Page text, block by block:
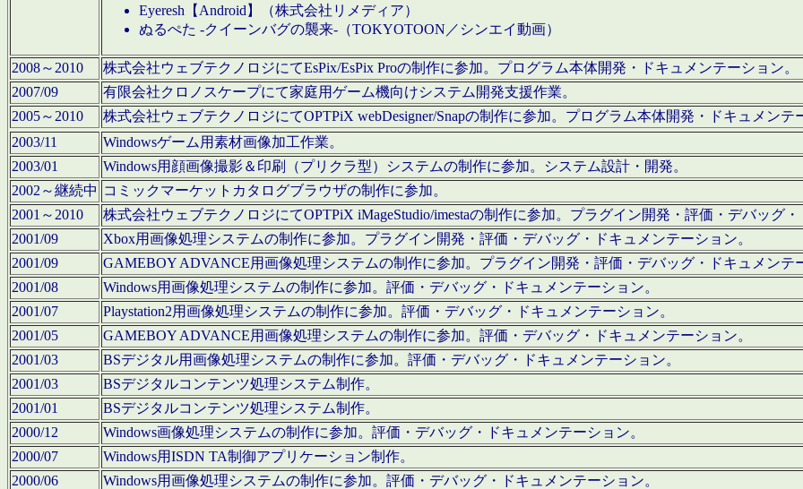
Eyeresh【Android】（株式会社リメディア）
ぬるぺた -クイーンバグの襲来-（TOKYOTOON／シンエイ動画）
2008～2010
株式会社ウェブテクノロジにてEsPix/EsPix Proの制作に参加。プログラム本体開発・ドキュメンテーション。
2007/09
有限会社クロノスケープにて家庭用ゲーム機向けシステム開発支援作業。
2005～2010
株式会社ウェブテクノロジにてOPTPiX webDesigner/Snapの制作に参加。プログラム本体開発・ドキュメンテ
2003/11
Windowsゲーム用素材画像加工作業。
2003/01
Windows用顔画像撮影＆印刷（プリクラ型）システムの制作に参加。システム設計・開発。
2002～継続中 コミックマーケットカタログブラウザの制作に参加。
2001～2010
株式会社ウェブテクノロジにてOPTPiX iMageStudio/imestaの制作に参加。プラグイン開発・評価・デバッグ
2001/09
Xbox用画像処理システムの制作に参加。プラグイン開発・評価・デバッグ・ドキュメンテーション。
2001/09
GAMEBOY ADVANCE用画像処理システムの制作に参加。プラグイン開発・評価・デバッグ・ドキュメンテ
2001/08
Windows用画像処理システムの制作に参加。評価・デバッグ・ドキュメンテーション。
2001/07
Playstation2用画像処理システムの制作に参加。評価・デバッグ・ドキュメンテーション。
2001/05
GAMEBOY ADVANCE用画像処理システムの制作に参加。評価・デバッグ・ドキュメンテーション。
2001/03
BSデジタル用画像処理システムの制作に参加。評価・デバッグ・ドキュメンテーション。
2001/03
BSデジタルコンテンツ処理システム制作。
2001/01
BSデジタルコンテンツ処理システム制作。
2000/12
Windows画像処理システムの制作に参加。評価・デバッグ・ドキュメンテーション。
2000/07
Windows用ISDN TA制御アプリケーション制作。
2000/06
Windows用画像処理システムの制作に参加。評価・デバッグ・ドキュメンテーション。